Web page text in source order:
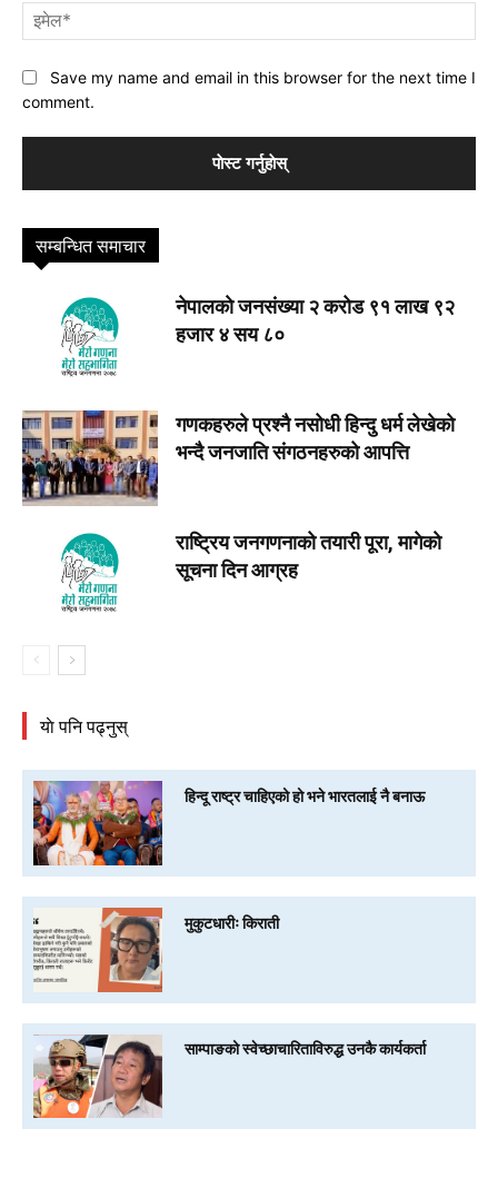
Save my name and email in this browser for the next time I
comment.
सम्बन्धित समाचार
नेपालकाे जनसंख्या २ करोड ९१ लाख ९२
हजार ४ सय ८०
गणकहरुले प्रश्नै नसोधी हिन्दु धर्म लेखेकाे
भन्दै जनजाति संगठनहरुको आपत्ति
राष्ट्रिय जनगणनाको तयारी पूरा, मागेकाे
सूचना दिन आग्रह
याे पनि पढ्नुस्
हिन्दू राष्ट्र चाहिएको हो भने भारतलाई नै बनाऊ
मुकुटधारीः किराती
साम्पाङको स्वेच्छाचारिताविरुद्ध उनकै कार्यकर्ता